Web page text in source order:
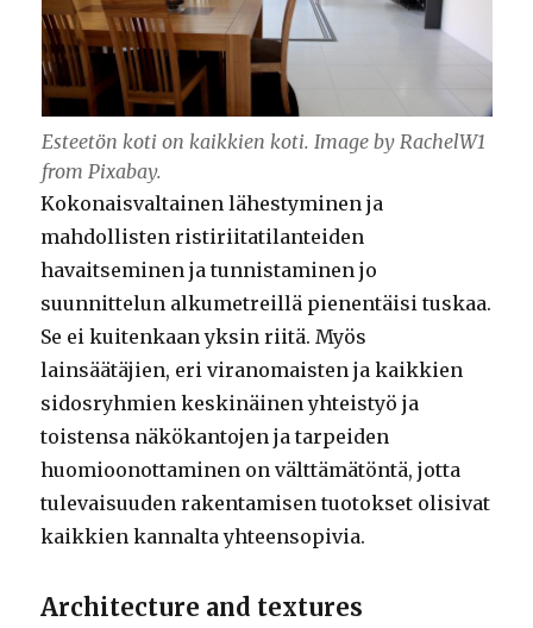
Esteetön koti on kaikkien koti. Image by RachelW1
from Pixabay.
Kokonaisvaltainen lähestyminen ja
mahdollisten ristiriitatilanteiden
havaitseminen ja tunnistaminen jo
suunnittelun alkumetreillä pienentäisi tuskaa.
Se ei kuitenkaan yksin riitä. Myös
lainsäätäjien, eri viranomaisten ja kaikkien
sidosryhmien keskinäinen yhteistyö ja
toistensa näkökantojen ja tarpeiden
huomioonottaminen on välttämätöntä, jotta
tulevaisuuden rakentamisen tuotokset olisivat
kaikkien kannalta yhteensopivia.
Architecture and textures